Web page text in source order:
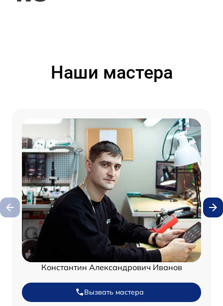
Наши мастера
Константин Александрович Иванов
Вызвать мастера